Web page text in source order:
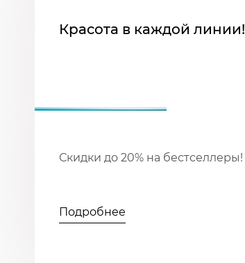
Красота в каждой линии!
Скидки до 20% на бестселлеры!
Подробнее